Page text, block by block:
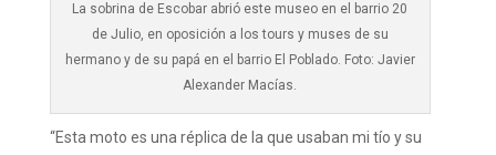
La sobrina de Escobar abrió este museo en el barrio 20
de Julio, en oposición a los tours y muses de su
hermano y de su papá en el barrio El Poblado. Foto: Javier
Alexander Macías.
“Esta moto es una réplica de la que usaban mi tío y su